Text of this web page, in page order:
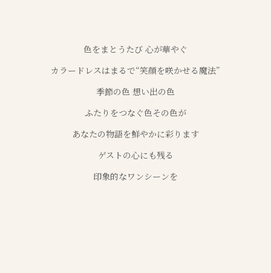
色をまとうたび 心が華やぐ
カラードレスはまるで“笑顔を咲かせる魔法”
季節の色 想い出の色
ふたりをつなぐ色その色が
あなたの物語を鮮やかに彩ります
ゲストの心にも残る
印象的なワンシーンを